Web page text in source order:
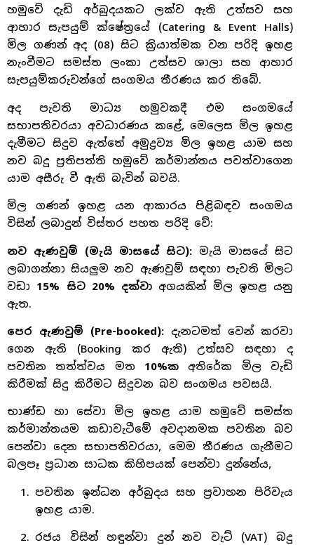
හමුවේ දැඩි අර්බුදයකට ලක්ව ඇති උත්සව සහ
ආහාර සැපයුම් ක්ෂේත්‍රයේ (Catering & Event Halls)
මිල ගණන් අද (08) සිට ක්‍රියාත්මක වන පරිදි ඉහළ
නැංවීමට සමස්ත ලංකා උත්සව ශාලා සහ ආහාර
සැපයුම්කරුවන්ගේ සංගමය තීරණය කර තිබේ.
අද පැවති මාධ්‍ය හමුවකදී එම සංගමයේ
සභාපතිවරයා අවධාරණය කළේ, මෙලෙස මිල ඉහළ
දැමීමට සිදුව ඇත්තේ අමුද්‍රව්‍ය මිල ඉහළ යාම සහ
නව බදු ප්‍රතිපත්ති හමුවේ කර්මාන්තය පවත්වාගෙන
යාම අසීරු වී ඇති බැවින් බවයි.
මිල ගණන් ඉහළ යන ආකාරය පිළිබඳව සංගමය
විසින් ලබාදුන් විස්තර පහත පරිදි වේ:
නව ඇණවුම් (මැයි මාසයේ සිට): මැයි මාසයේ සිට
ලබාගන්නා සියලුම නව ඇණවුම් සඳහා පැවති මිලට
වඩා 15% සිට 20% දක්වා අගයකින් මිල ඉහළ යනු
ඇත.
පෙර ඇණවුම් (Pre-booked): දැනටමත් වෙන් කරවා
ගෙන ඇති (Booking කර ඇති) උත්සව සඳහා ද
පවතින තත්ත්වය මත 10%ක අතිරේක මිල වැඩි
කිරීමක් සිදු කිරීමට සිදුවන බව සංගමය පවසයි.
භාණ්ඩ හා සේවා මිල ඉහළ යාම හමුවේ සමස්ත
කර්මාන්තයම කඩාවැටීමේ අවදානමක පවතින බව
පෙන්වා දෙන සභාපතිවරයා, මෙම තීරණය ගැනීමට
බලපෑ ප්‍රධාන සාධක කිහිපයක් පෙන්වා දුන්නේය,
පවතින ඉන්ධන අර්බුදය සහ ප්‍රවාහන පිරිවැය
ඉහළ යාම.
රජය විසින් හඳුන්වා දුන් නව වැට් (VAT) බදු